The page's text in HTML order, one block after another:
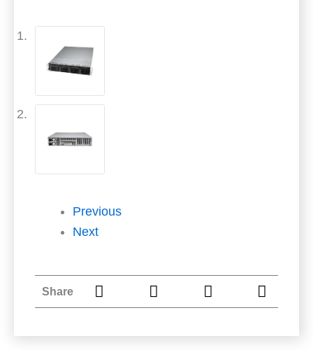
Previous
Next
Share